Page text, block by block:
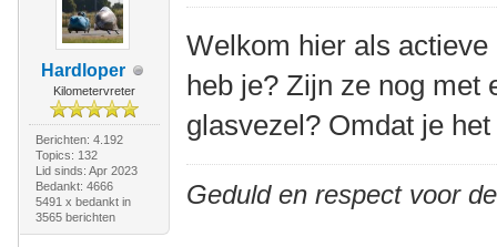
Hardloper
Kilometervreter
Berichten: 4.192
Topics: 132
Lid sinds: Apr 2023
Bedankt: 4666
5491 x bedankt in
3565 berichten
Welkom hier als
heb je? Zijn ze nog met
glasvezel? Omdat je
Geduld en respect voor